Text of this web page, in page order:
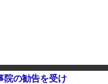
院の勧告を受け